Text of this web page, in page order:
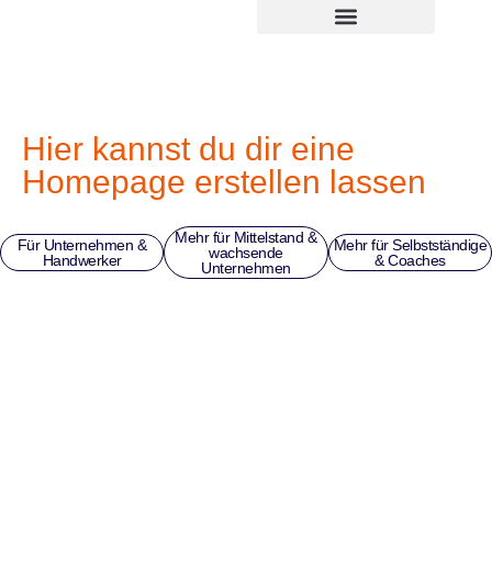
Hier kannst du dir eine
Homepage erstellen lassen
Für Unternehmen &
Handwerker
Mehr für Mittelstand &
wachsende
Unternehmen
Mehr für Selbstständige
& Coaches